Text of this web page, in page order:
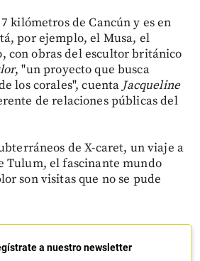
kilómetros de Cancún y es en
por ejemplo, el Musa, el
con obras del escultor británico
, "un proyecto que busca
los corales", cuenta Jacqueline
de relaciones públicas del
de X-caret, un viaje a
Tulum, el fascinante mundo
son visitas que no se pude
a nuestro newsletter